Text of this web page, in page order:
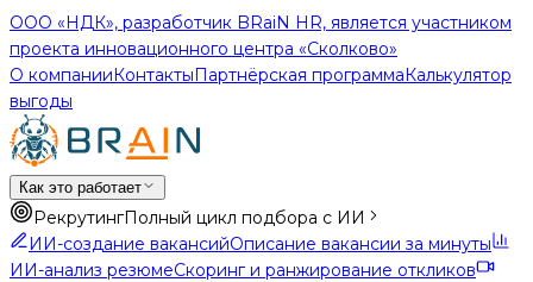
ООО «НДК», разработчик BRaiN HR, является участником
проекта инновационного центра «Сколково»
О компанииКонтактыПартнёрская программаКалькулятор
выгоды
Как это работает
РекрутингПолный цикл подбора с ИИ
ИИ-создание вакансийОписание вакансии за минуты
ИИ-анализ резюмеСкоринг и ранжирование откликов